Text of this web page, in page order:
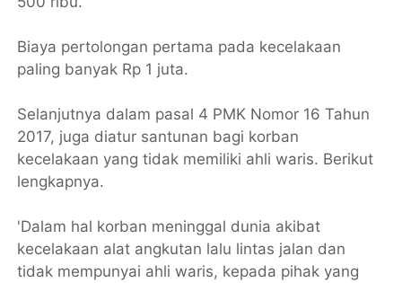
Biaya pertolongan pertama pada kecelakaan
paling banyak Rp 1 juta.
Selanjutnya dalam pasal 4 PMK Nomor 16 Tahun
2017, juga diatur santunan bagi korban
kecelakaan yang tidak memiliki ahli waris. Berikut
lengkapnya.
'Dalam hal korban meninggal dunia akibat
kecelakaan alat angkutan lalu lintas jalan dan
tidak mempunyai ahli waris, kepada pihak yang